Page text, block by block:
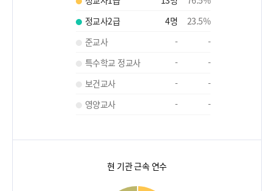
정교사2급
4명 23.5%
준교사
-
-
특수학교 정교사
-
-
보건교사
-
-
영양교사
- -
현 기관 근속 연수